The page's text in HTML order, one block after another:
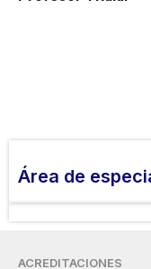
Área de
ACREDITACIONES